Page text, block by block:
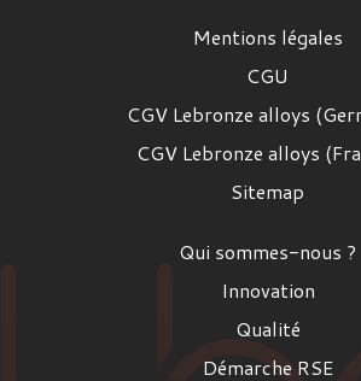
Mentions légales
CGU
CGV Lebronze alloys
CGV Lebronze alloys
Sitemap
Qui sommes-nous ?
Innovation
Qualité
Démarche RSE